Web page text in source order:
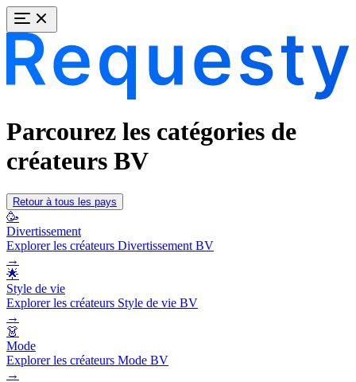
Parcourez les catégories de
créateurs BV
Retour à tous les pays
🥳
Divertissement
Explorer les créateurs Divertissement BV
→
🌟
Style de vie
Explorer les créateurs Style de vie BV
→
👗
Mode
Explorer les créateurs Mode BV
→